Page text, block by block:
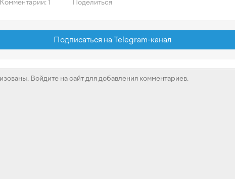
Комментарии: 1 Поделиться
Подписаться на Telegram-канал